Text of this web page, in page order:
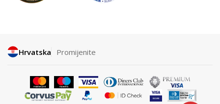
Hrvatska Promijenite